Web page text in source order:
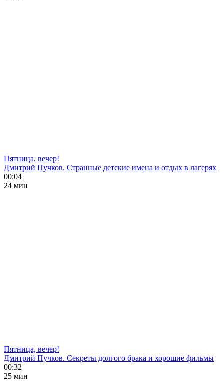
Пятница, вечер!
Дмитрий Пучков. Странные детские имена и отдых в лагерях
00:04
24 мин
Пятница, вечер!
Дмитрий Пучков. Секреты долгого брака и хорошие фильмы
00:32
25 мин